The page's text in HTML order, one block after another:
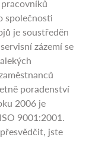
společnosti
je soustředěn
zázemí se
poradenství
2006 je
9001:2001.
jste